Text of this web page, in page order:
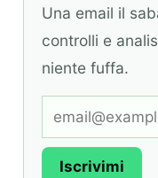
Una email il
controlli e
niente fuffa.
Iscrivimi